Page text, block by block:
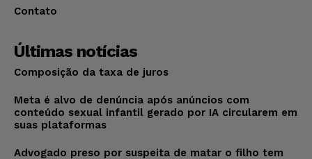
Contato
Últimas notícias
Composição da taxa de juros
Meta é alvo de denúncia após anúncios com
conteúdo sexual infantil gerado por IA circularem em
suas plataformas
Advogado preso por suspeita de matar o filho tem